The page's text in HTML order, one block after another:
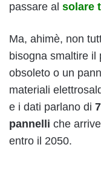
passare al solare
Ma, ahimè, non
bisogna smaltire il
obsoleto o un
materiali
e i dati parlano di
pannelli che
entro il 2050.